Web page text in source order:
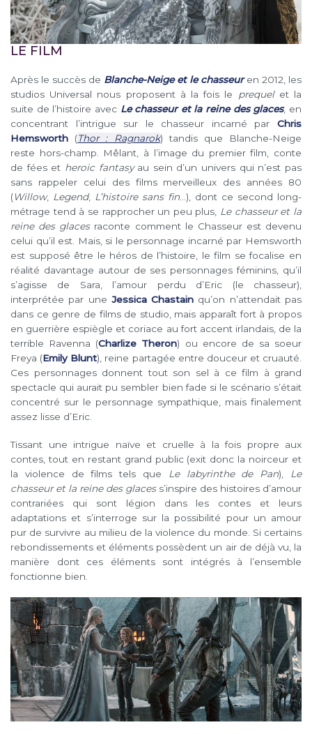
LE FILM
Après le succès de Blanche-Neige et le chasseuren 2012, les
studios Universal nous proposent à la fois le prequelet la
suite de l’histoire avec Le chasseur et la reine des glaces, en
concentrant l’intrigue sur le chasseur incarné par Chris
Hemsworth (Thor : Ragnarok) tandis que Blanche-Neige
reste hors-champ. Mêlant, à l’image du premier film, conte
de fées et heroic fantasyau sein d’un univers qui n’est pas
sans rappeler celui des films merveilleux des années 80
(Willow, Legend, L’histoire sans fin …), dont ce second long-
métrage tend à se rapprocher un peu plus,
Le chasseur et la
reine des glacesraconte comment le Chasseur est devenu
celui qu’il est. Mais, si le personnage incarné par Hemsworth
est supposé être le héros de l’histoire, le film se focalise en
réalité davantage autour de ses personnages féminins, qu’il
s’agisse de Sara, l’amour perdu d’Eric (le chasseur),
interprétée par une Jessica Chastain qu’on n’attendait pas
dans ce genre de films de studio, mais apparaît fort à propos
en guerrière espiègle et coriace au fort accent irlandais, de la
terrible Ravenna (Charlize Theron) ou encore de sa soeur
Freya (Emily Blunt), reine partagée entre douceur et cruauté.
Ces personnages donnent tout son sel à ce film à grand
spectacle qui aurait pu sembler bien fade si le scénario s’était
concentré sur le personnage sympathique, mais finalement
assez lisse d’Eric.
Tissant une intrigue naïve et cruelle à la fois propre aux
contes, tout en restant grand public (exit donc la noirceur et
la violence de films tels que
Le labyrinthe de Pan),
Le
chasseur et la reine des glacess’inspire des histoires d’amour
contrariées qui sont légion dans les contes et leurs
adaptations et s’interroge sur la possibilité pour un amour
pur de survivre au milieu de la violence du monde. Si certains
rebondissements et éléments possèdent un air de déjà vu, la
manière dont ces éléments sont intégrés à l’ensemble
fonctionne bien.